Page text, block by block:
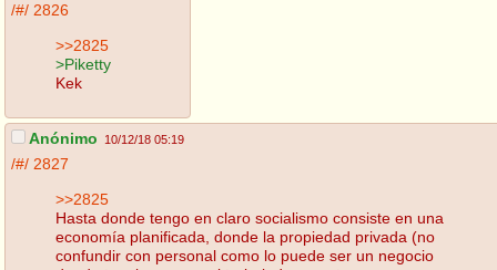
/#/ 2826
>>2825
>Piketty
Kek
Anónimo 10/12/18 05:19
/#/ 2827
>>2825
Hasta donde tengo en claro socialismo consiste en una
economía planificada, donde la propiedad privada (no
confundir con personal como lo puede ser un negocio